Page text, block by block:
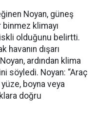
Noyan, güneş
klimayı
riskli olduğunu belirtti.
havanın dışarı
ardından klima
söyledi. Noyan: “Araç
boyna veya
doğru